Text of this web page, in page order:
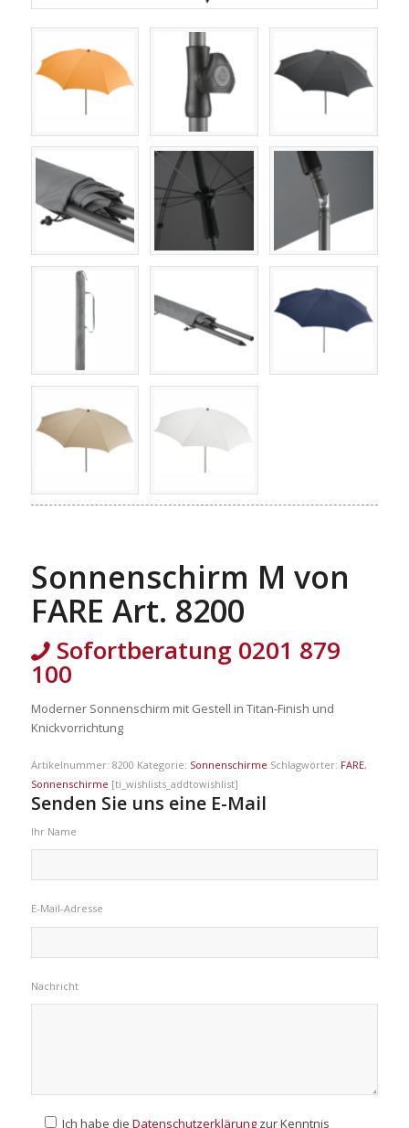
Sonnenschirm M von
FARE Art. 8200
Sofortberatung 0201 879
100
Moderner Sonnenschirm mit Gestell in Titan-Finish und
Knickvorrichtung
Artikelnummer: 8200 Kategorie: Sonnenschirme Schlagwörter: FARE,
Sonnenschirme [ti_wishlists_addtowishlist]
Senden Sie uns eine E-Mail
Ihr Name
E-Mail-Adresse
Nachricht
Ich habe die Datenschutzerklärungzur Kenntnis